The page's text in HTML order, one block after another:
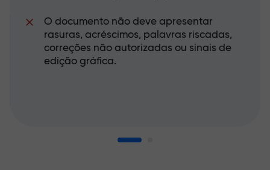
O documento não deve apresentar
rasuras, acréscimos, palavras riscadas,
correções não autorizadas ou sinais de
edição gráfica.